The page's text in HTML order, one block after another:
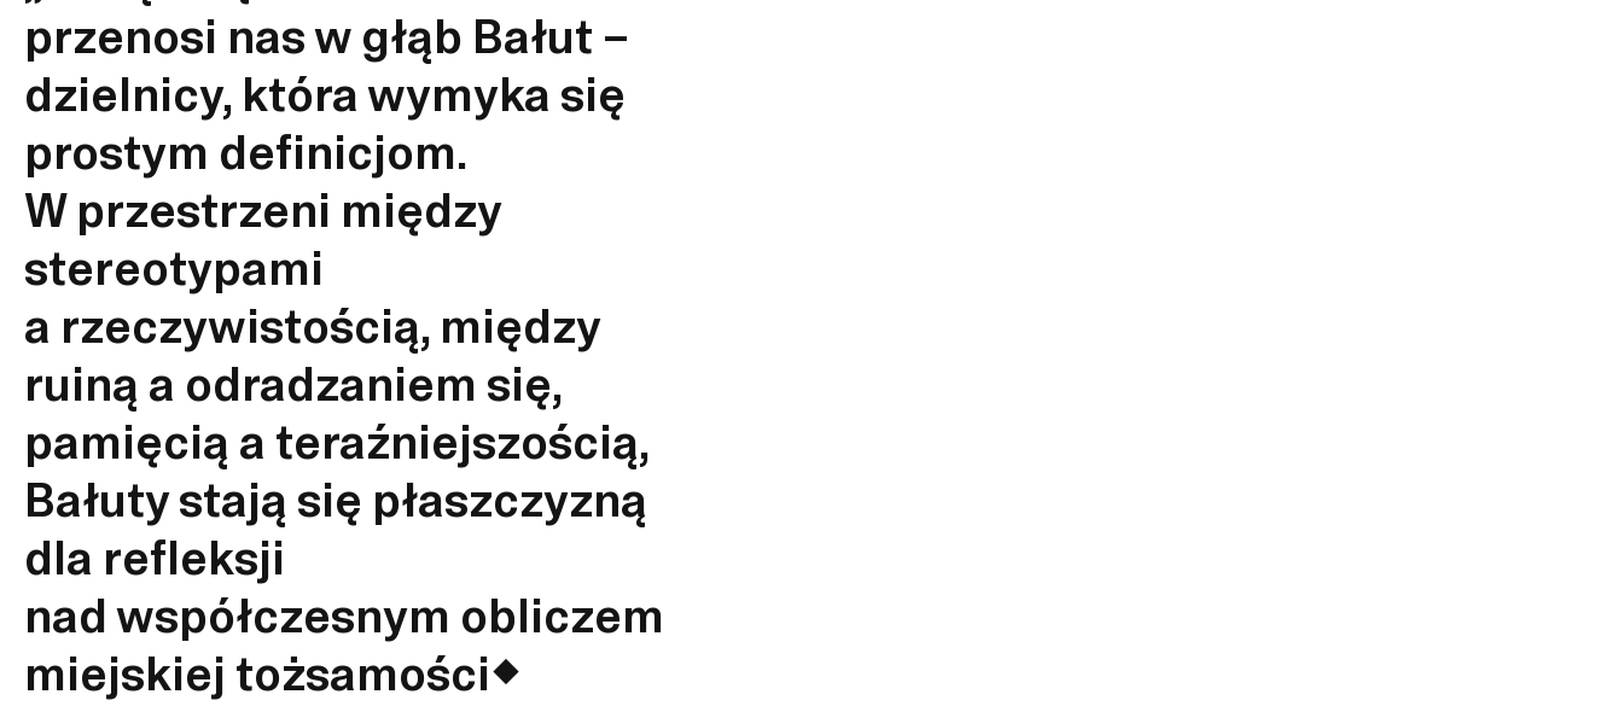
przenosi nas w głąb Bałut –
dzielnicy, która wymyka się
prostym definicjom.
W przestrzeni między
stereotypami
a rzeczywistością, między
ruiną a odradzaniem się,
pamięcią a teraźniejszością,
Bałuty stają się płaszczyzną
dla refleksji
nad współczesnym obliczem
miejskiej tożsamości